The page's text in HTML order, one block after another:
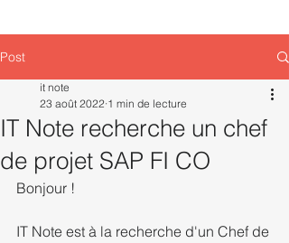
Post
IT Note recherche un chef
de projet SAP FI CO
it note
23 août 2022 1 min de lecture
Bonjour !
IT Note est à la recherche d'un Chef de